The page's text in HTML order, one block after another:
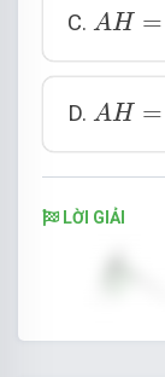
C. AH =
A H=
D. AH =
A H=
LỜI GIẢI